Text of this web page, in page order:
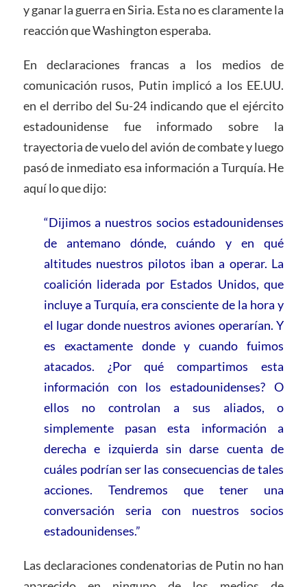
y ganar la guerra en Siria. Esta no es claramente la
reacción que Washington esperaba.
En declaraciones francas a los medios de
comunicación rusos, Putin implicó a los EE.UU.
en el derribo del Su-24 indicando que el ejército
estadounidense fue informado sobre la
trayectoria de vuelo del avión de combate y luego
pasó de inmediato esa información a Turquía. He
aquí lo que dijo:
“Dijimos a nuestros socios estadounidenses
de antemano dónde, cuándo y en qué
altitudes nuestros pilotos iban a operar. La
coalición liderada por Estados Unidos, que
incluye a Turquía, era consciente de la hora y
el lugar donde nuestros aviones operarían. Y
es exactamente donde y cuando fuimos
atacados. ¿Por qué compartimos esta
información con los estadounidenses? O
ellos no controlan a sus aliados, o
simplemente pasan esta información a
derecha e izquierda sin darse cuenta de
cuáles podrían ser las consecuencias de tales
acciones. Tendremos que tener una
conversación seria con nuestros socios
estadounidenses.”
Las declaraciones condenatorias de Putin no han